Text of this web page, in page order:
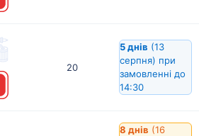
20
5 днів (13
серпня) при
замовленні до
14:30
8 днів (16